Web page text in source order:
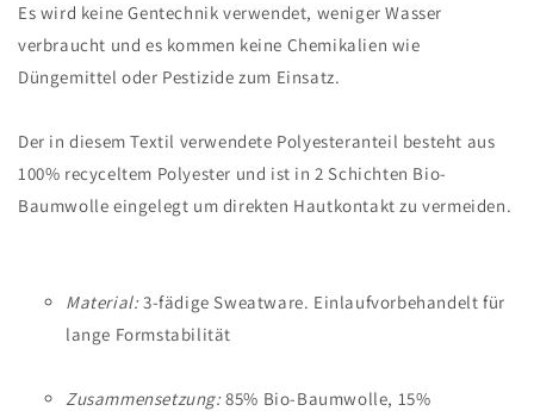
Es wird keine Gentechnik verwendet, weniger Wasser
verbraucht und es kommen keine Chemikalien wie
Düngemittel oder Pestizide zum Einsatz.
Der in diesem Textil verwendete Polyesteranteil besteht aus
100% recyceltem Polyester und ist in 2 Schichten Bio-
Baumwolle eingelegt um direkten Hautkontakt zu vermeiden.
Material:3-fädige Sweatware. Einlaufvorbehandelt für
lange Formstabilität
Zusammensetzung:85% Bio-Baumwolle, 15%